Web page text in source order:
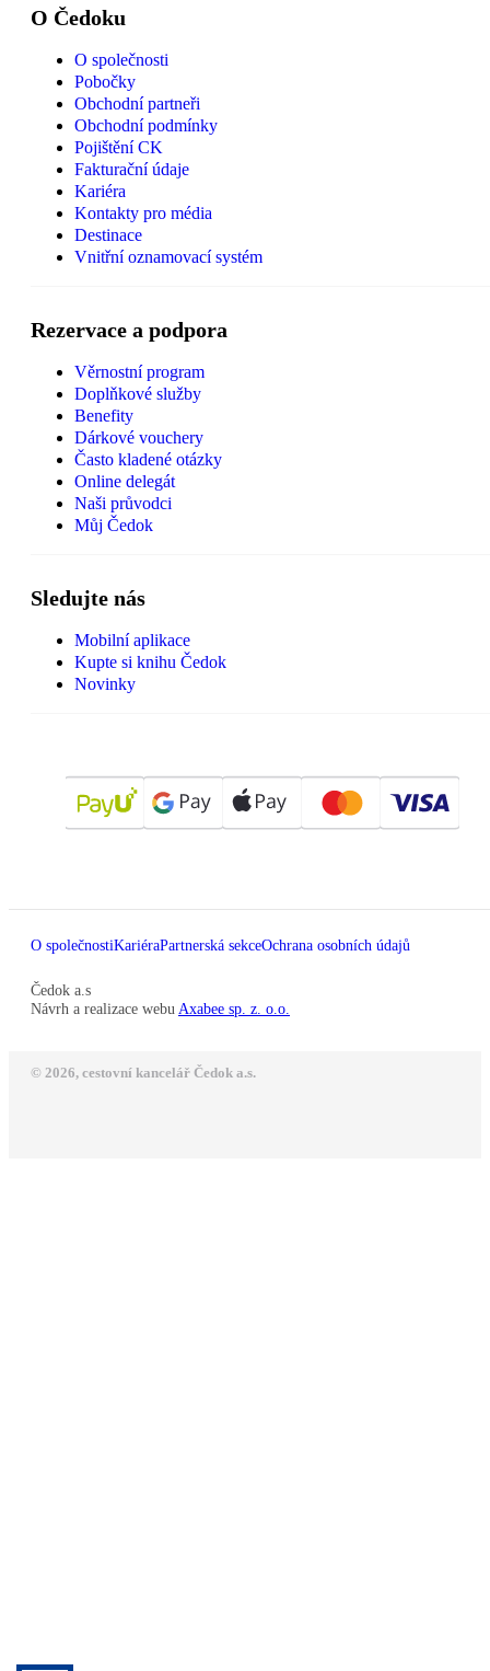
O Čedoku
O společnosti
Pobočky
Obchodní partneři
Obchodní podmínky
Pojištění CK
Fakturační údaje
Kariéra
Kontakty pro média
Destinace
Vnitřní oznamovací systém
Rezervace a podpora
Věrnostní program
Doplňkové služby
Benefity
Dárkové vouchery
Často kladené otázky
Online delegát
Naši průvodci
Můj Čedok
Sledujte nás
Mobilní aplikace
Kupte si knihu Čedok
Novinky
O společnostiKariéraPartnerská sekceOchrana osobních údajů
Čedok a.s
Návrh a realizace webu Axabee sp. z. o.o.
© 2026, cestovní kancelář Čedok a.s.